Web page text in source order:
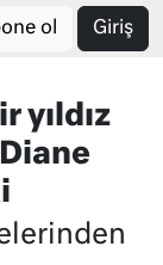
ol Giriş
yıldız